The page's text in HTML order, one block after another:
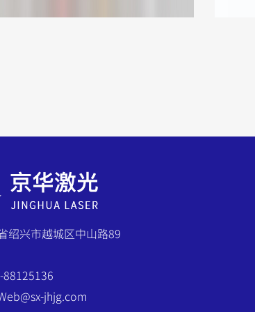
绍兴市越城区中山路89
88125136
jhjg.com